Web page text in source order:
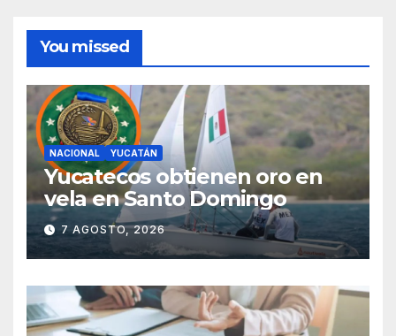
You missed
NACIONAL YUCATÁN
Yucatecos obtienen oro en
vela en Santo Domingo
7 AGOSTO, 2026